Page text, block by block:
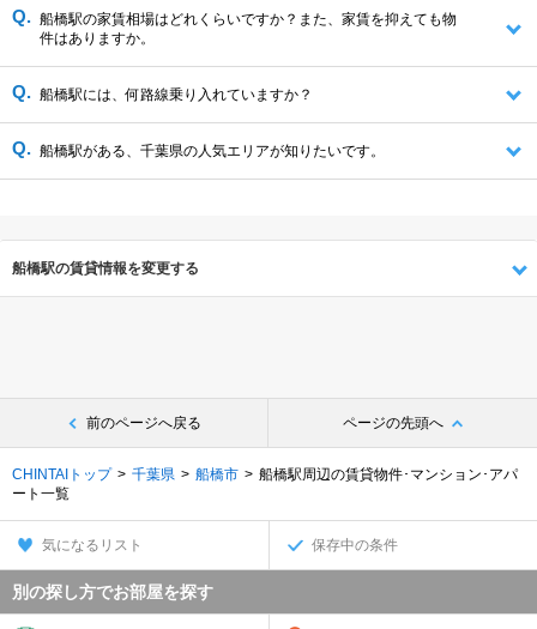
船橋駅の家賃相場はどれくらいですか？また、家賃を抑えても物
件はありますか。
船橋駅には、何路線乗り入れていますか？
船橋駅がある、千葉県の人気エリアが知りたいです。
船橋駅の賃貸情報を変更する
前のページへ戻る ページの先頭へ
CHINTAIトップ 千葉県 船橋市
船橋駅周辺の賃貸物件･マンション･アパ
ート一覧
気になるリスト 保存中の条件
別の探し方でお部屋を探す